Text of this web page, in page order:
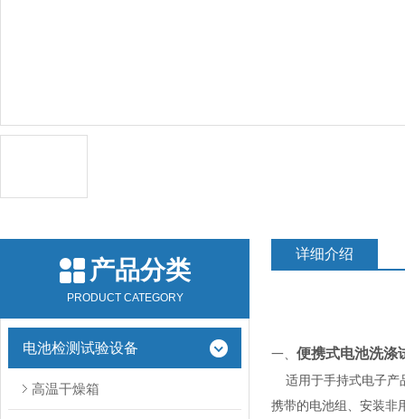
产品分类
PRODUCT CATEGORY
电池检测试验设备
高温干燥箱
详细介绍
一、 便携式电池洗涤
适用于手持式电子产
携带的电池组、安装非